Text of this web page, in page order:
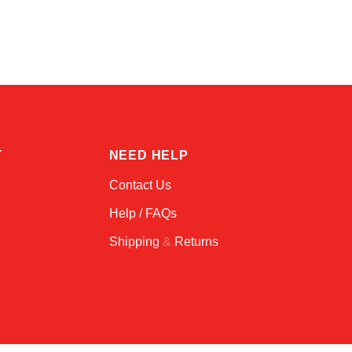
NEED HELP
Contact Us
Help / FAQs
Shipping & Returns